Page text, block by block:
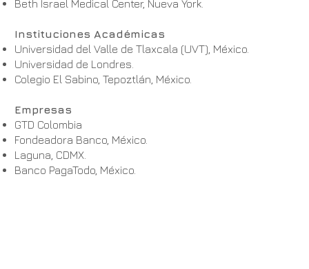
Beth Israel Medical Center, Nueva York.
Instituciones Académicas
Universidad del Valle de Tlaxcala (UVT), México.
Universidad de Londres.
Colegio El Sabino, Tepoztlán, México.
Empresas
GTD Colombia
Fondeadora Banco, México.
Laguna, CDMX.
Banco PagaTodo, México.